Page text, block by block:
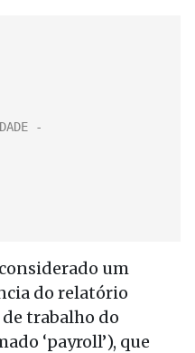
um
do relatório
trabalho do
‘payroll’), que